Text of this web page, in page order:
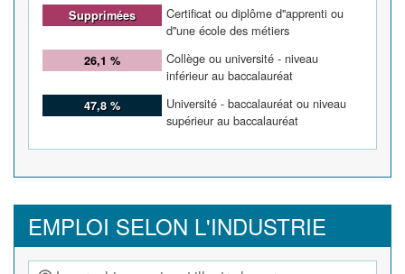
Supprimées
Certificat ou diplôme d''apprenti ou
d''une école des métiers
26,1 %
Collège ou université - niveau
inférieur au baccalauréat
47,8 %
Université - baccalauréat ou niveau
supérieur au baccalauréat
EMPLOI SELON L'INDUSTRIE